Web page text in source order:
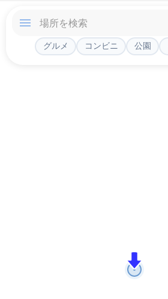
グルメ コンビニ 公園